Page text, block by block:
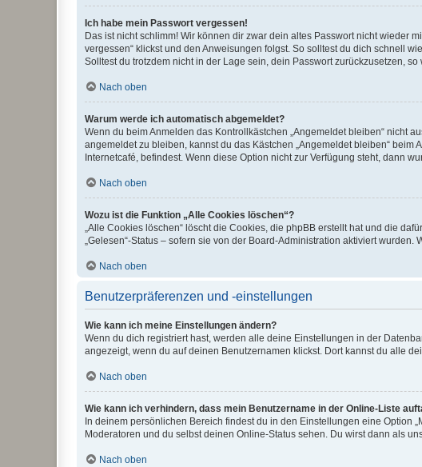
Ich habe mein Passwort vergessen!
Das ist nicht schlimm! Wir können dir zwar dein altes Passwort nicht wieder
vergessen“ klickst und den Anweisungen folgst. So solltest du dich schnell
Solltest du trotzdem nicht in der Lage sein, dein Passwort zurückzusetzen,
Nach oben
Warum werde ich automatisch abgemeldet?
Wenn du beim Anmelden das Kontrollkästchen „Angemeldet bleiben“ nicht
angemeldet zu bleiben, kannst du das Kästchen „Angemeldet bleiben“
Internetcafé, befindest. Wenn diese Option nicht zur Verfügung steht, dann
Nach oben
Wozu ist die Funktion „Alle Cookies löschen“?
„Alle Cookies löschen“ löscht die Cookies, die phpBB erstellt hat und die
„Gelesen“-Status – sofern sie von der Board-Administration aktiviert
Nach oben
Benutzerpräferenzen und -einstellungen
Wie kann ich meine Einstellungen ändern?
Wenn du dich registriert hast, werden alle deine Einstellungen in der
angezeigt, wenn du auf deinen Benutzernamen klickst. Dort kannst du alle
Nach oben
Wie kann ich verhindern, dass mein Benutzername in der Online-Liste
In deinem persönlichen Bereich findest du in den Einstellungen eine Option
Moderatoren und du selbst deinen Online-Status sehen. Du wirst dann als
Nach oben